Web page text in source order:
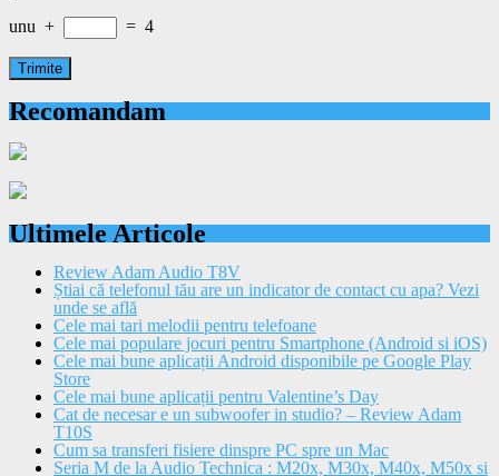
unu + = 4
Recomandam
Ultimele Articole
Review Adam Audio T8V
Știai că telefonul tău are un indicator de contact cu apa? Vezi
unde se află
Cele mai tari melodii pentru telefoane
Cele mai populare jocuri pentru Smartphone (Android si iOS)
Cele mai bune aplicații Android disponibile pe Google Play
Store
Cele mai bune aplicații pentru Valentine’s Day
Cat de necesar e un subwoofer in studio? – Review Adam
T10S
Cum sa transferi fisiere dinspre PC spre un Mac
Seria M de la Audio Technica : M20x, M30x, M40x, M50x si